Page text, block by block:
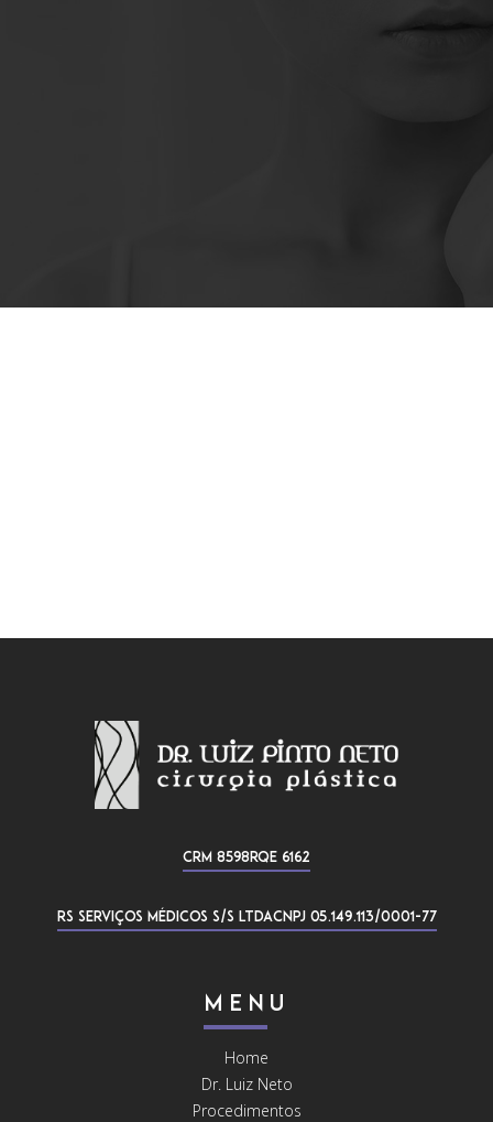
CRM 8598 RQE 6162
RS Serviços médicos S/S LTDACNPJ 05.149.113/0001-77
MENU
Home
Dr. Luiz Neto
Procedimentos